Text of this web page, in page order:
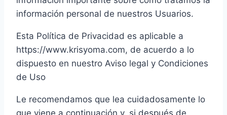
información personal de nuestros Usuarios.
Esta Política de Privacidad es aplicable a
https://www.krisyoma.com, de acuerdo a lo
dispuesto en nuestro Aviso legal y Condiciones
de Uso
Le recomendamos que lea cuidadosamente lo